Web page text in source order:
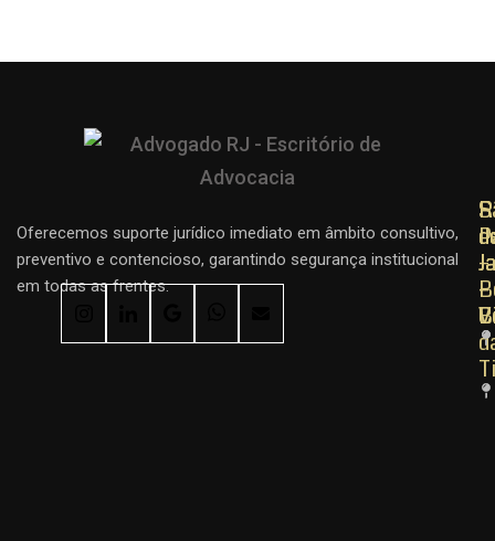
Oferecemos suporte jurídico imediato em âmbito consultivo,
preventivo e contencioso, garantindo segurança institucional
em todas as frentes.
–
–
–